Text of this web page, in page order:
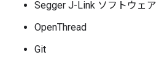
Segger J-Link ソフトウェア
OpenThread
Git